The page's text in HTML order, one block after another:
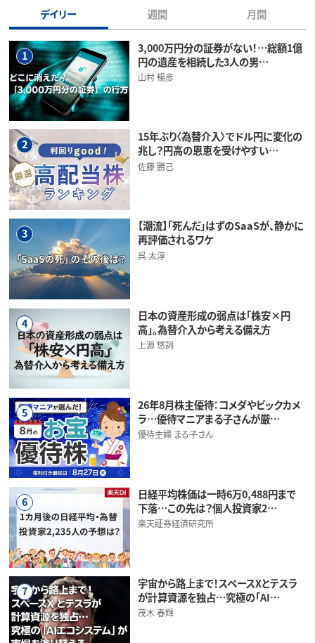
デイリー 週間 月間
1
3,000万円分の証券がない！…総額1億
円の遺産を相続した3人の男…
山村 暢彦
2
15年ぶり〈為替介入〉でドル円に変化の
兆し？円高の恩恵を受けやすい…
佐藤 勝己
3
【潮流】「死んだ」はずのSaaSが、静かに
再評価されるワケ
呉 太淳
4
日本の資産形成の弱点は「株安×円
高」。為替介入から考える備え方
上源 悠詞
5
26年8月株主優待：コメダやビックカメ
ラ…優待マニアまる子さんが厳…
優待主婦 まる子さん
6
日経平均株価は一時6万0,488円まで
下落…この先は？個人投資家2…
楽天証券経済研究所
7
宇宙から路上まで！スペースXとテスラ
が計算資源を独占…究極の「AI…
茂木 春輝